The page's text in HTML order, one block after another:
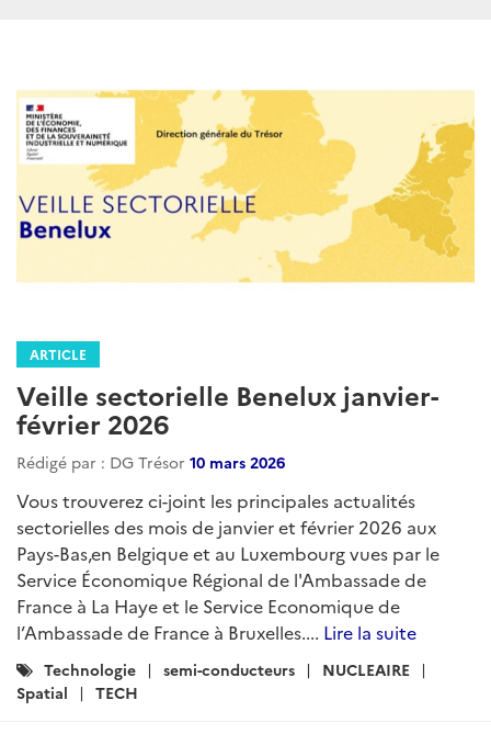
ARTICLE
Veille sectorielle Benelux janvier-
février 2026
Rédigé par : DG Trésor 10 mars 2026
Vous trouverez ci-joint les principales actualités
sectorielles des mois de janvier et février 2026 aux
Pays-Bas,en Belgique et au Luxembourg vues par le
Service Économique Régional de l'Ambassade de
France à La Haye et le Service Economique de
l’Ambassade de France à Bruxelles.... Lire la suite
Catégories
:
Technologie semi-conducteurs
NUCLEAIRE
Spatial
TECH